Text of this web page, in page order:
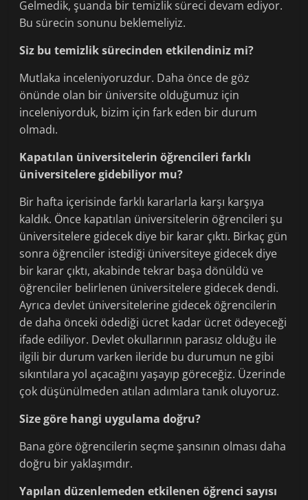
Gelmedik, şuanda bir temizlik süreci devam ediyor.
Bu sürecin sonunu beklemeliyiz.
Siz bu temizlik sürecinden etkilendiniz mi?
Mutlaka inceleniyoruzdur. Daha önce de göz
önünde olan bir üniversite olduğumuz için
inceleniyorduk, bizim için fark eden bir durum
olmadı.
Kapatılan üniversitelerin öğrencileri farklı
üniversitelere gidebiliyor mu?
Bir hafta içerisinde farklı kararlarla karşı karşıya
kaldık. Önce kapatılan üniversitelerin öğrencileri şu
üniversitelere gidecek diye bir karar çıktı. Birkaç gün
sonra öğrenciler istediği üniversiteye gidecek diye
bir karar çıktı, akabinde tekrar başa dönüldü ve
öğrenciler belirlenen üniversitelere gidecek dendi.
Ayrıca devlet üniversitelerine gidecek öğrencilerin
de daha önceki ödediği ücret kadar ücret ödeyeceği
ifade ediliyor. Devlet okullarının parasız olduğu ile
ilgili bir durum varken ileride bu durumun ne gibi
sıkıntılara yol açacağını yaşayıp göreceğiz. Üzerinde
çok düşünülmeden atılan adımlara tanık oluyoruz.
Size göre hangi uygulama doğru?
Bana göre öğrencilerin seçme şansının olması daha
doğru bir yaklaşımdır.
Yapılan düzenlemeden etkilenen öğrenci sayısı